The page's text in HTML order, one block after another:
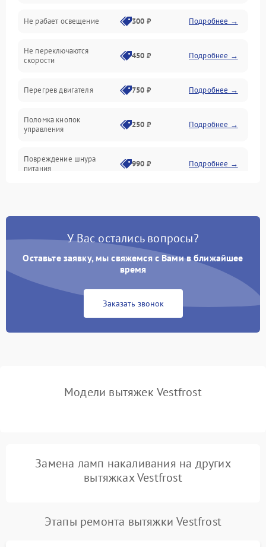
Механические повреждения
Электроника
Не рабает освещение 300 ₽ Подробнее →
Не переключаются
скорости
450 ₽ Подробнее →
Перегрев двигателя 750 ₽ Подробнее →
Поломка кнопок
управления
250 ₽ Подробнее →
Повреждение шнура
питания
990 ₽ Подробнее →
Не ключается вытяжка 550 ₽ Подробнее →
конденсатора
1000 ₽ Подробнее →
1000 ₽ Подробнее →
У Вас остались вопросы?
Оставьте заявку, мы свяжемся с Вами в ближайшее
время
Заказать звонок
Модели вытяжек Vestfrost
Замена ламп накаливания на других
вытяжках Vestfrost
Этапы ремонта вытяжки Vestfrost